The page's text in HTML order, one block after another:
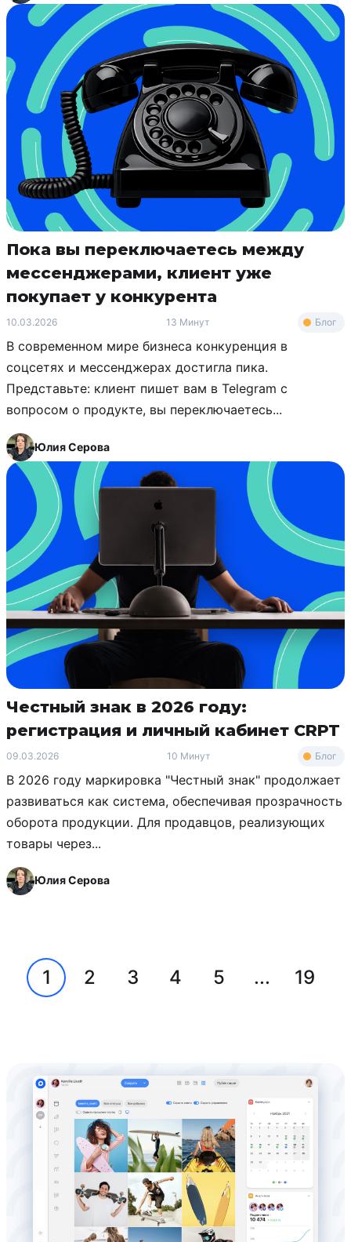
Пока вы переключаетесь между
мессенджерами, клиент уже
покупает у конкурента
10.03.2026 13 Минут Блог
В современном мире бизнеса конкуренция в
соцсетях и мессенджерах достигла пика.
Представьте: клиент пишет вам в Telegram с
вопросом о продукте, вы переключаетесь...
Юлия Серова
Честный знак в 2026 году:
регистрация и личный кабинет CRPT
09.03.2026 10 Минут Блог
В 2026 году маркировка "Честный знак" продолжает
развиваться как система, обеспечивая прозрачность
оборота продукции. Для продавцов, реализующих
товары через...
Юлия Серова
1 2 3 4 5 ... 19